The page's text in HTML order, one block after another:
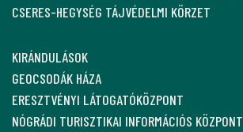
CSERES-HEGYSÉG TÁJVÉDELMI KÖRZET
KIRÁNDULÁSOK
GEOCSODÁK HÁZA
ERESZTVÉNYI LÁTOGATÓKÖZPONT
NÓGRÁDI TURISZTIKAI INFORMÁCIÓS KÖZPONT